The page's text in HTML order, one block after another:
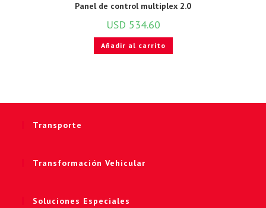
Panel de control multiplex 2.0
USD 534.60
Añadir al carrito
Transporte
Transformación Vehicular
Soluciones Especiales